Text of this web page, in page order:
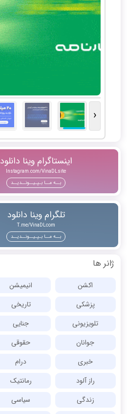
‹
اینستاگرام وینا دانلود
Instagram.com/VinaDLsite
بــه مــا بـپـیــونــدیــد
تلگرام وینا دانلود
T.me/VinaDLcom
بــه مــا بـپـیــونــدیــد
ژانر ها
اکشن انیمیشن
پزشکی
تاریخی
تلویزیونی
جنایی
جوانان
حقوقی
خبری
درام
راز آلود
رمانتیک
زندگی
سیاسی